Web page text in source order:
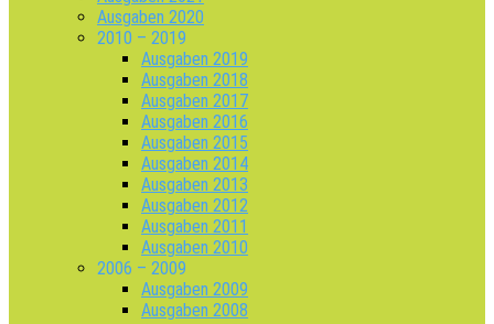
Ausgaben 2020
2010 – 2019
Ausgaben 2019
Ausgaben 2018
Ausgaben 2017
Ausgaben 2016
Ausgaben 2015
Ausgaben 2014
Ausgaben 2013
Ausgaben 2012
Ausgaben 2011
Ausgaben 2010
2006 – 2009
Ausgaben 2009
Ausgaben 2008